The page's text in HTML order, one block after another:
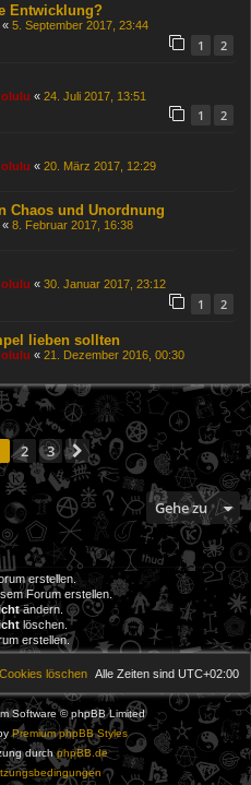
Entwicklung?
« 5. September 2017, 23:44
1 2
« 24. Juli 2017, 13:51
1 2
« 20. März 2017, 12:29
Chaos und Unordnung
« 8. Februar 2017, 16:38
« 30. Januar 2017, 23:12
1 2
lieben sollten
« 21. Dezember 2016, 00:30
2 3 Nächste
Gehe zu
erstellen.
Forum erstellen.
ändern.
löschen.
erstellen.
Alle Zeiten sind UTC+02:00
löschen
Software © phpBB Limited
Premium phpBB Styles
durchphpBB.de